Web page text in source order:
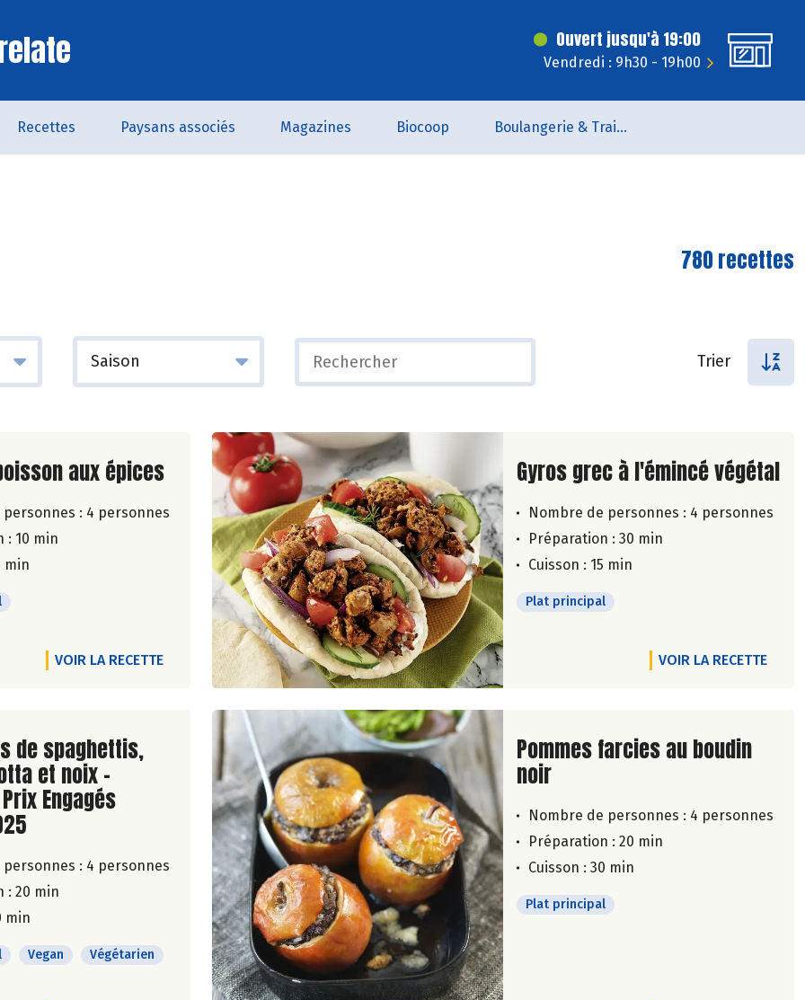
Ouvert jusqu'à 19:00
Vendredi : 9h30 - 19h00
Recettes Paysans associés Magazines Biocoop Boulangerie & Traiteur
780 recettes
Trier
de la recette
aux épices
: 4 personnes
: 10 min
min
VOIR LA RECETTE
Lire la suite de la recette
Gyros grec à l'émincé végétal
Nombre de personnes : 4 personnes
Préparation : 30 min
Cuisson : 15 min
Plat principal
VOIR LA RECETTE
de la recette
de spaghettis,
et noix -
Engagés
: 4 personnes
: 20 min
min
Vegan Végétarien
Lire la suite de la recette
Pommes farcies au boudin
noir
Nombre de personnes : 4 personnes
Préparation : 20 min
Cuisson : 30 min
Plat principal